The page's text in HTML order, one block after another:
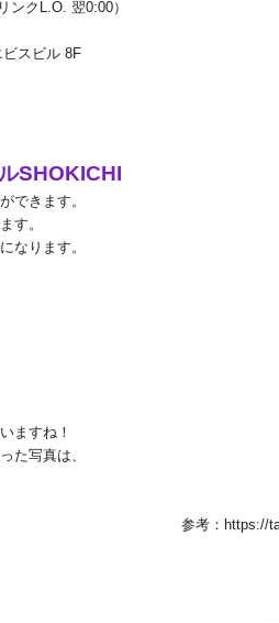
ンク L.O. 翌0:00）
ビスビル 8F
SHOKICHI
できます。
す。
なります。
ますね！
た写真は、
参考： https://